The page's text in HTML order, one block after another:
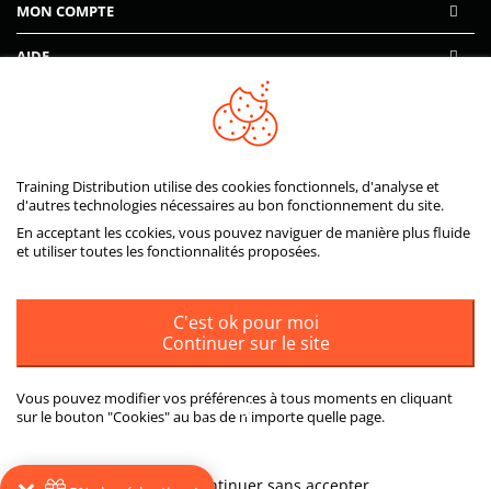
MON COMPTE
Training Distribution utilise des cookies fonctionnels, d'analyse et
d'autres technologies nécessaires au bon fonctionnement du site.
En acceptant les ccokies, vous pouvez naviguer de manière plus fluide
et utiliser toutes les fonctionnalités proposées.
C'est ok pour moi
Continuer sur le site
Vous pouvez modifier vos préférences à tous moments en cliquant
sur le bouton "Cookies" au bas de n'importe quelle page.
AIDE